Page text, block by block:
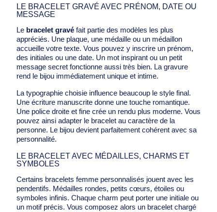
LE BRACELET GRAVÉ AVEC PRÉNOM, DATE OU
MESSAGE
Le bracelet gravéfait partie des modèles les plus
appréciés. Une plaque, une médaille ou un médaillon
accueille votre texte. Vous pouvez y inscrire un prénom,
des initiales ou une date. Un mot inspirant ou un petit
message secret fonctionne aussi très bien. La gravure
rend le bijou immédiatement unique et intime.
La typographie choisie influence beaucoup le style final.
Une écriture manuscrite donne une touche romantique.
Une police droite et fine crée un rendu plus moderne. Vous
pouvez ainsi adapter le bracelet au caractère de la
personne. Le bijou devient parfaitement cohérent avec sa
personnalité.
LE BRACELET AVEC MÉDAILLES, CHARMS ET
SYMBOLES
Certains bracelets femme personnalisés jouent avec les
pendentifs. Médailles rondes, petits cœurs, étoiles ou
symboles infinis. Chaque charm peut porter une initiale ou
un motif précis. Vous composez alors un bracelet chargé